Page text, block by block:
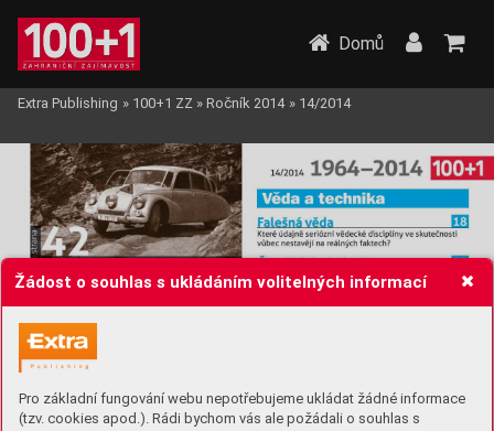
Žádost o souhlas s ukládáním volitelných informací
Pro základní fungování webu nepotřebujeme ukládat žádné informace
(tzv. cookies apod.). Rádi bychom vás ale požádali o souhlas s
Domů
Extra Publishing » 100+1 ZZ » Ročník 2014 » 14/2014